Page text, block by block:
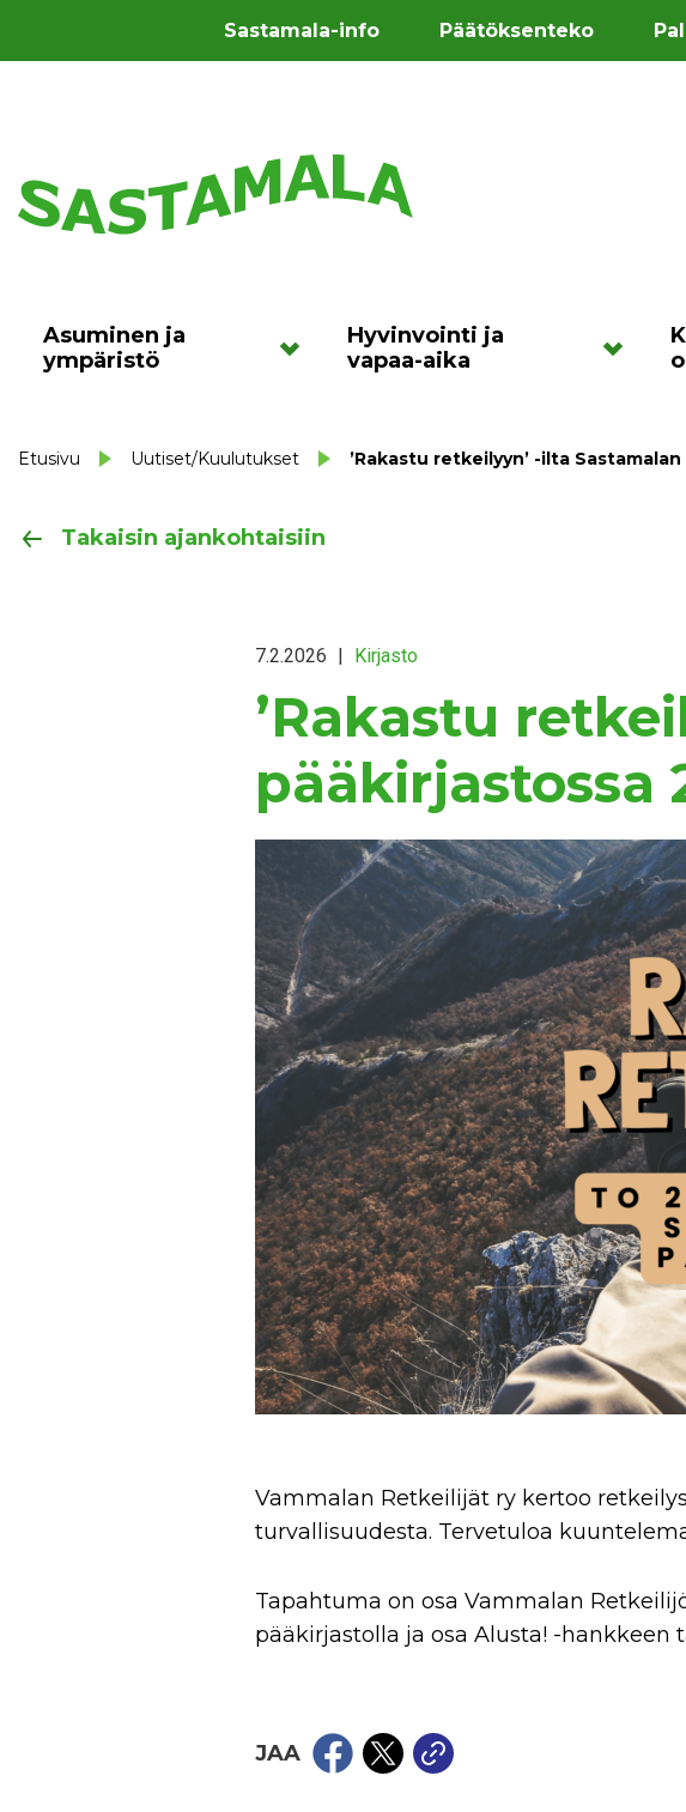
Sastamala-info Päätöksenteko
Asuminen ja
ympäristö
Hyvinvointi ja
vapaa-aika
Etusivu Uutiset/Kuulutukset ’Rakastu retkeilyyn’ -ilta
Takaisin ajankohtaisiin
7.2.2026 | Kirjasto
’Rakastu
pääkirjastossa
Vammalan Retkeilijät ry kertoo
turvallisuudesta. Tervetuloa
Tapahtuma on osa Vammalan
pääkirjastolla ja osa Alusta! -hankkeen
JAA